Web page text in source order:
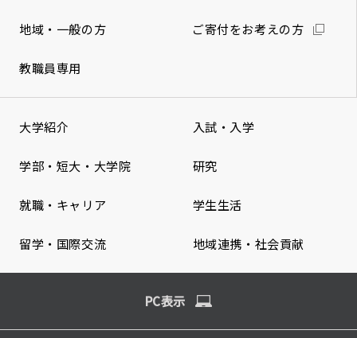
地域・一般の方 ご寄付をお考えの方
教職員専用
大学紹介 入試・入学
学部・短大・大学院 研究
就職・キャリア 学生生活
留学・国際交流 地域連携・社会貢献
PC表示